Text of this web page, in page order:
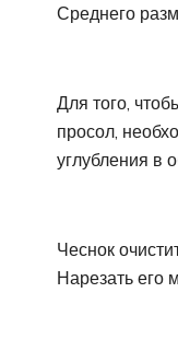
Среднего
Для того,
просол,
углубления в
Чеснок
Нарезать его